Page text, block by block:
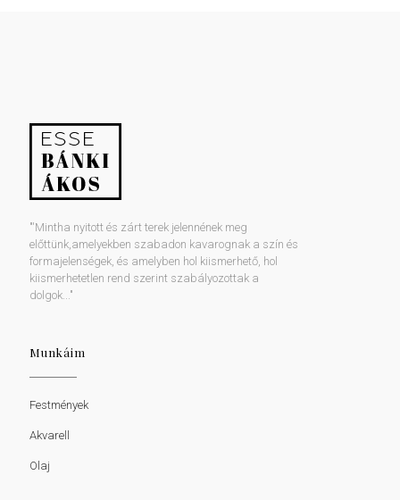
"'Mintha nyitott és zárt terek jelennének meg
előttünk,amelyekben szabadon kavarognak a szín és
formajelenségek, és amelyben hol kiismerhető, hol
kiismerhetetlen rend szerint szabályozottak a
dolgok..."
Munkáim
Festmények
Akvarell
Olaj